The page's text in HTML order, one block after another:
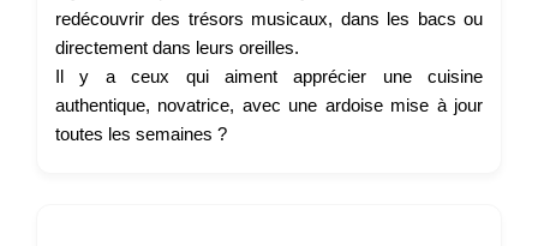
redécouvrir des trésors musicaux, dans les bacs ou
directement dans leurs oreilles.
Il y a ceux qui aiment apprécier une cuisine
authentique, novatrice, avec une ardoise mise à jour
toutes les semaines ?